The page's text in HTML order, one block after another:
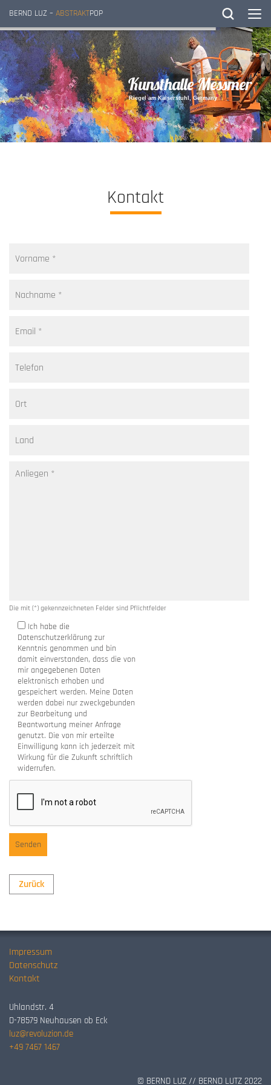
BERND LUZ – ABSTRAKTPOP
KunsthalleMessmer
Riegel am Kaiserstuh , Germany
Kontakt
Die mit (*) gekennzeichneten Felder sind Pflichtfelder
Ich habe die
Datenschutzerklärung zur
Kenntnis genommen und bin
damit einverstanden, dass die von
mir angegebenen Daten
elektronisch erhoben und
gespeichert werden. Meine Daten
werden dabei nur zweckgebunden
zur Bearbeitung und
Beantwortung meiner Anfrage
genutzt. Die von mir erteilte
Einwilligung kann ich jederzeit mit
Wirkung für die Zukunft schriftlich
widerrufen.
Zurück
Impressum
Datenschutz
Kontakt
Uhlandstr. 4
D-78579 Neuhausen ob Eck
luz@revoluzion.de
+49 7467 1467
© BERND LUZ // BERND LUTZ 2022